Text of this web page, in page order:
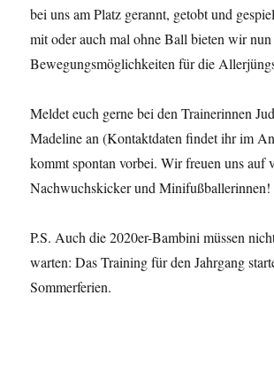
bei uns am Platz gerannt, getobt und
mit oder auch mal ohne Ball bieten wir
Bewegungsmöglichkeiten für die
Meldet euch gerne bei den Trainerinnen
Madeline an (Kontaktdaten findet ihr im
kommt spontan vorbei. Wir freuen uns auf
Nachwuchskicker und Minifußballerinnen!
P.S. Auch die 2020er-Bambini müssen
warten: Das Training für den Jahrgang
Sommerferien.